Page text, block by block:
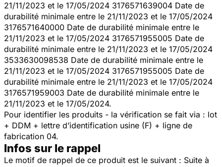
21/11/2023 et le 17/05/2024 3176571639004 Date de
durabilité minimale entre le 21/11/2023 et le 17/05/2024
3176571640000 Date de durabilité minimale entre le
21/11/2023 et le 17/05/2024 3176571955005 Date de
durabilité minimale entre le 21/11/2023 et le 17/05/2024
3533630098538 Date de durabilité minimale entre le
21/11/2023 et le 17/05/2024 3176571955005 Date de
durabilité minimale entre le 21/11/2023 et le 17/05/2024
3176571959003 Date de durabilité minimale entre le
21/11/2023 et le 17/05/2024.
Pour identifier les produits - la vérification se fait via : lot
+ DDM + lettre d’identification usine (F) + ligne de
fabrication 04.
Infos sur le rappel
Le motif de rappel de ce produit est le suivant : Suite à